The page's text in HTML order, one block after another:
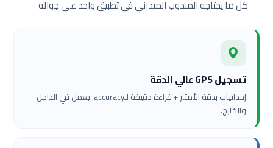
كل ما يحتاجه المندوب الميداني في تطبيق واحد على جواله
تسجيل GPS عالي الدقة
إحداثيات بدقة الأمتار + قراءة دقيقة لـaccuracy. يعمل في الداخل
والخارج.